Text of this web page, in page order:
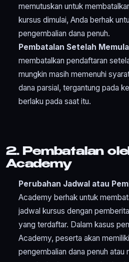
memutuskan untuk
kursus dimulai, Anda berhak
pengembalian dana penuh.
Pembatalan Setelah
membatalkan pendaftaran
mungkin masih memenuhi
dana parsial, tergantung pada
berlaku pada saat itu.
2. Pembatalan
Academy
Perubahan Jadwal atau
Academy berhak untuk
jadwal kursus dengan
yang terdaftar. Dalam kasus
Academy, peserta akan
pengembalian dana penuh